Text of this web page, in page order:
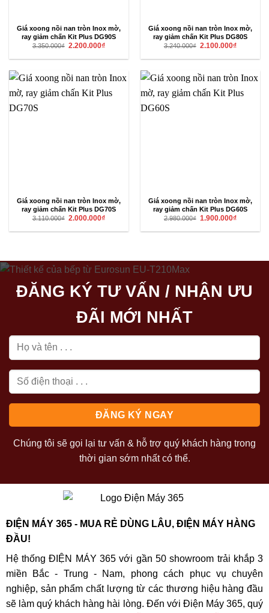
Giá xoong nồi nan tròn Inox mờ,
ray giảm chấn Kit Plus DG90S
3.350.000₫ Giá
là:
2.200.000₫Giá
tại
Giá xoong nồi nan tròn Inox mờ,
ray giảm chấn Kit Plus DG80S
3.240.000₫ Giá
là:
2.100.000₫Giá
tại
Giá xoong nồi nan tròn Inox mờ,
ray giảm chấn Kit Plus DG70S
3.110.000₫ Giá
là:
2.000.000₫Giá
tại
Giá xoong nồi nan tròn Inox mờ,
ray giảm chấn Kit Plus DG60S
2.980.000₫ Giá
là:
1.900.000₫Giá
tại
ĐĂNG KÝ TƯ VẤN / NHẬN ƯU
ĐÃI MỚI NHẤT
Chúng tôi sẽ gọi lại tư vấn & hỗ trợ quý khách hàng trong
thời gian sớm nhất có thể.
ĐIỆN MÁY 365 - MUA RẺ DÙNG LÂU, ĐIỆN MÁY HÀNG
ĐẦU!
Hệ thống ĐIỆN MÁY 365 với gần 50 showroom trải khắp 3
miền Bắc - Trung - Nam, phong cách phục vụ chuyên
nghiệp, sản phẩm chất lượng từ các thương hiệu hàng đầu
sẽ làm quý khách hàng hài lòng. Đến với Điện Máy 365, quý